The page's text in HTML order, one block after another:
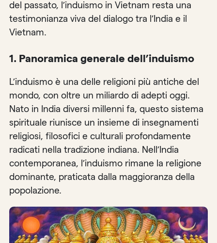
del passato, l’induismo in Vietnam resta una
testimonianza viva del dialogo tra l’India e il
Vietnam.
1. Panoramica generale dell’induismo
L’induismo è una delle religioni più antiche del
mondo, con oltre un miliardo di adepti oggi.
Nato in India diversi millenni fa, questo sistema
spirituale riunisce un insieme di insegnamenti
religiosi, filosofici e culturali profondamente
radicati nella tradizione indiana. Nell’India
contemporanea, l’induismo rimane la religione
dominante, praticata dalla maggioranza della
popolazione.